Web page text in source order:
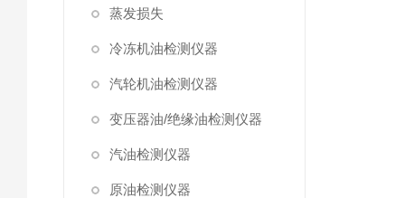
蒸发损失
冷冻机油检测仪器
汽轮机油检测仪器
变压器油/绝缘油检测仪器
汽油检测仪器
原油检测仪器